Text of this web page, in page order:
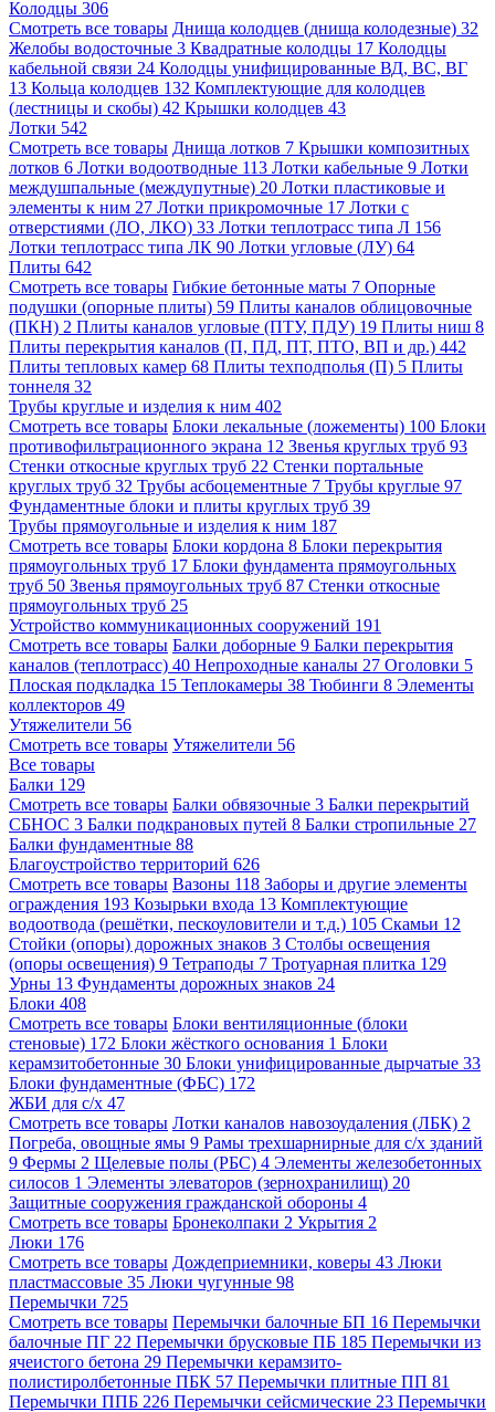
Колодцы 306
Смотреть все товары Днища колодцев (днища колодезные) 32
Желобы водосточные 3 Квадратные колодцы 17 Колодцы
кабельной связи 24 Колодцы унифицированные ВД, ВС, ВГ
13 Кольца колодцев 132 Комплектующие для колодцев
(лестницы и скобы) 42 Крышки колодцев 43
Лотки 542
Смотреть все товары Днища лотков 7 Крышки композитных
лотков 6 Лотки водоотводные 113 Лотки кабельные 9 Лотки
междушпальные (междупутные) 20 Лотки пластиковые и
элементы к ним 27 Лотки прикромочные 17 Лотки с
отверстиями (ЛО, ЛКО) 33 Лотки теплотрасс типа Л 156
Лотки теплотрасс типа ЛК 90 Лотки угловые (ЛУ) 64
Плиты 642
Смотреть все товары Гибкие бетонные маты 7 Опорные
подушки (опорные плиты) 59 Плиты каналов облицовочные
(ПКН) 2 Плиты каналов угловые (ПТУ, ПДУ) 19 Плиты ниш 8
Плиты перекрытия каналов (П, ПД, ПТ, ПТО, ВП и др.) 442
Плиты тепловых камер 68 Плиты техподполья (П) 5 Плиты
тоннеля 32
Трубы круглые и изделия к ним 402
Смотреть все товары Блоки лекальные (ложементы) 100 Блоки
противофильтрационного экрана 12 Звенья круглых труб 93
Стенки откосные круглых труб 22 Стенки портальные
круглых труб 32 Трубы асбоцементные 7 Трубы круглые 97
Фундаментные блоки и плиты круглых труб 39
Трубы прямоугольные и изделия к ним 187
Смотреть все товары Блоки кордона 8 Блоки перекрытия
прямоугольных труб 17 Блоки фундамента прямоугольных
труб 50 Звенья прямоугольных труб 87 Стенки откосные
прямоугольных труб 25
Устройство коммуникационных сооружений 191
Смотреть все товары Балки доборные 9 Балки перекрытия
каналов (теплотрасс) 40 Непроходные каналы 27 Оголовки 5
Плоская подкладка 15 Теплокамеры 38 Тюбинги 8 Элементы
коллекторов 49
Утяжелители 56
Смотреть все товары Утяжелители 56
Все товары
Балки 129
Смотреть все товары Балки обвязочные 3 Балки перекрытий
СБНОС 3 Балки подкрановых путей 8 Балки стропильные 27
Балки фундаментные 88
Благоустройство территорий 626
Смотреть все товары Вазоны 118 Заборы и другие элементы
ограждения 193 Козырьки входа 13 Комплектующие
водоотвода (решётки, пескоуловители и т.д.) 105 Скамьи 12
Стойки (опоры) дорожных знаков 3 Столбы освещения
(опоры освещения) 9 Тетраподы 7 Тротуарная плитка 129
Урны 13 Фундаменты дорожных знаков 24
Блоки 408
Смотреть все товары Блоки вентиляционные (блоки
стеновые) 172 Блоки жёсткого основания 1 Блоки
керамзитобетонные 30 Блоки унифицированные дырчатые 33
Блоки фундаментные (ФБС) 172
ЖБИ для с/х 47
Смотреть все товары Лотки каналов навозоудаления (ЛБК) 2
Погреба, овощные ямы 9 Рамы трехшарнирные для с/х зданий
9 Фермы 2 Щелевые полы (РБС) 4 Элементы железобетонных
силосов 1 Элементы элеваторов (зернохранилищ) 20
Защитные сооружения гражданской обороны 4
Смотреть все товары Бронеколпаки 2 Укрытия 2
Люки 176
Смотреть все товары Дождеприемники, коверы 43 Люки
пластмассовые 35 Люки чугунные 98
Перемычки 725
Смотреть все товары Перемычки балочные БП 16 Перемычки
балочные ПГ 22 Перемычки брусковые ПБ 185 Перемычки из
ячеистого бетона 29 Перемычки керамзито-
полистиролбетонные ПБК 57 Перемычки плитные ПП 81
Перемычки ППБ 226 Перемычки сейсмические 23 Перемычки